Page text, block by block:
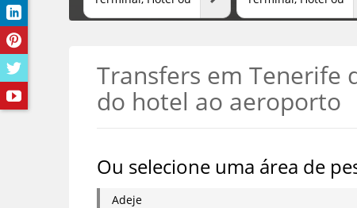
Transfers em
do hotel ao aeroporto
Ou selecione uma área de
Adeje